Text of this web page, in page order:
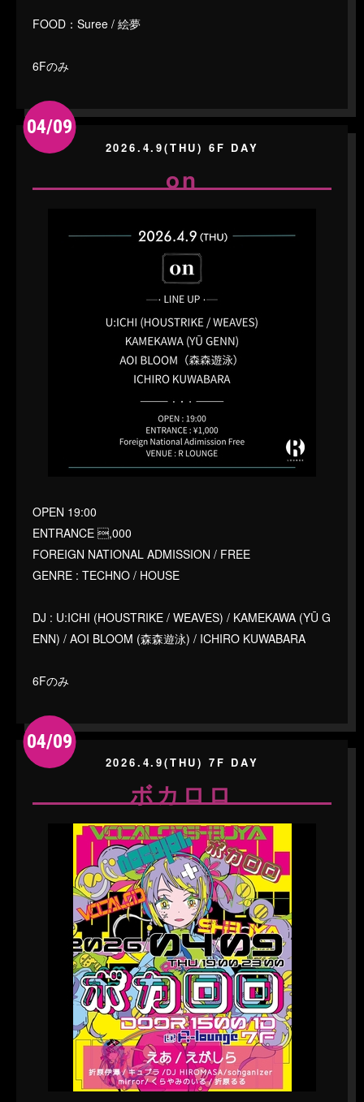
FOOD：Suree / 絵夢
6Fのみ
04/09
2026.4.9(THU) 6F DAY
on
OPEN 19:00
ENTRANCE ,000
FOREIGN NATIONAL ADMISSION / FREE
GENRE : TECHNO / HOUSE
DJ : U:ICHI (HOUSTRIKE / WEAVES) / KAMEKAWA (YŪ G
ENN) / AOI BLOOM (森森遊泳) / ICHIRO KUWABARA
6Fのみ
04/09
2026.4.9(THU) 7F DAY
ボカロロ